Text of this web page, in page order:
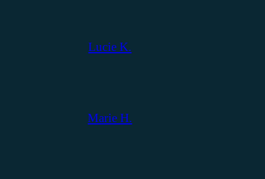
Lucie K.
Marie H.